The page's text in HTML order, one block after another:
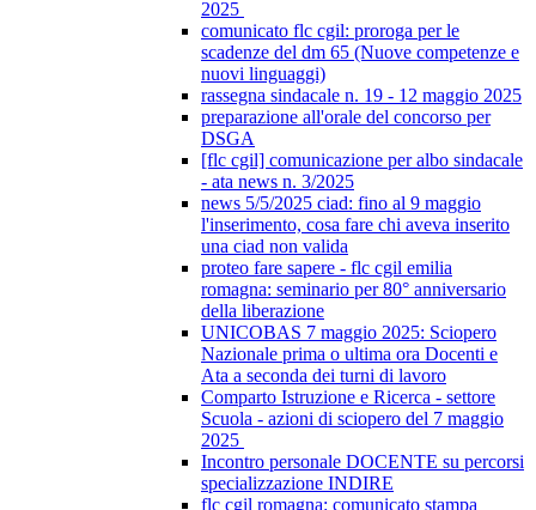
2025
comunicato flc cgil: proroga per le
scadenze del dm 65 (Nuove competenze e
nuovi linguaggi)
rassegna sindacale n. 19 - 12 maggio 2025
preparazione all'orale del concorso per
DSGA
[flc cgil] comunicazione per albo sindacale
- ata news n. 3/2025
news 5/5/2025 ciad: fino al 9 maggio
l'inserimento, cosa fare chi aveva inserito
una ciad non valida
proteo fare sapere - flc cgil emilia
romagna: seminario per 80° anniversario
della liberazione
UNICOBAS 7 maggio 2025: Sciopero
Nazionale prima o ultima ora Docenti e
Ata a seconda dei turni di lavoro
Comparto Istruzione e Ricerca - settore
Scuola - azioni di sciopero del 7 maggio
2025
Incontro personale DOCENTE su percorsi
specializzazione INDIRE
flc cgil romagna: comunicato stampa